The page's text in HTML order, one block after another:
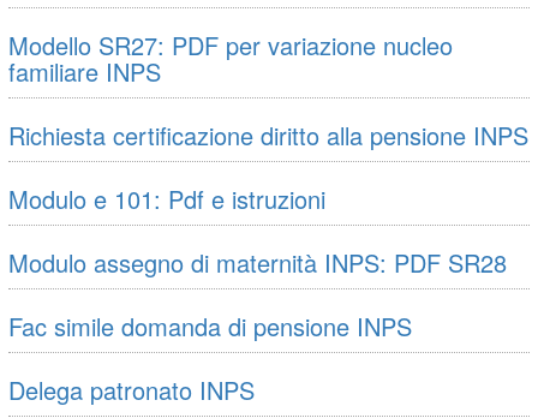
Modello SR27: PDF per variazione nucleo
familiare INPS
Richiesta certificazione diritto alla pensione INPS
Modulo e 101: Pdf e istruzioni
Modulo assegno di maternità INPS: PDF SR28
Fac simile domanda di pensione INPS
Delega patronato INPS